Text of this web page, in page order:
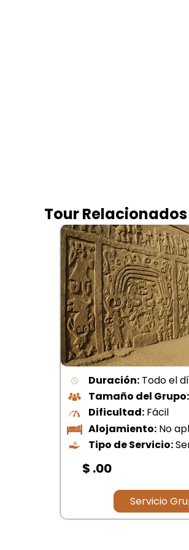
Tour Relacionados
Duración: Todo el
Tamaño del Grupo:
Dificultad: Fácil
Alojamiento: No
Tipo de Servicio:
$ 45.00
Servicio